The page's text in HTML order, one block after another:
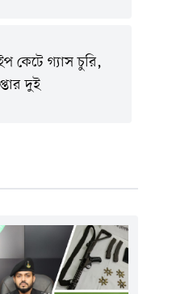
কেটে গ্যাস চুরি,
দুই